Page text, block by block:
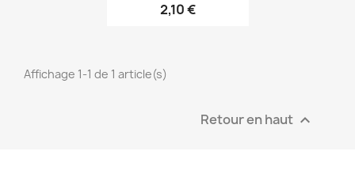
2,10 €
Affichage 1-1 de 1 article(s)
Retour en haut 